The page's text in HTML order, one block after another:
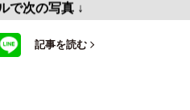
で次の写真 ↓
記事を読む